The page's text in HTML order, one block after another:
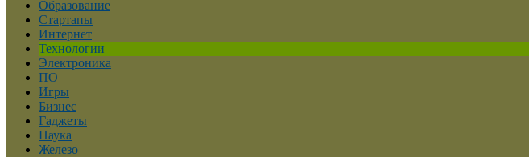
Образование
Стартапы
Интернет
Технологии
Электроника
ПО
Игры
Бизнес
Гаджеты
Наука
Железо